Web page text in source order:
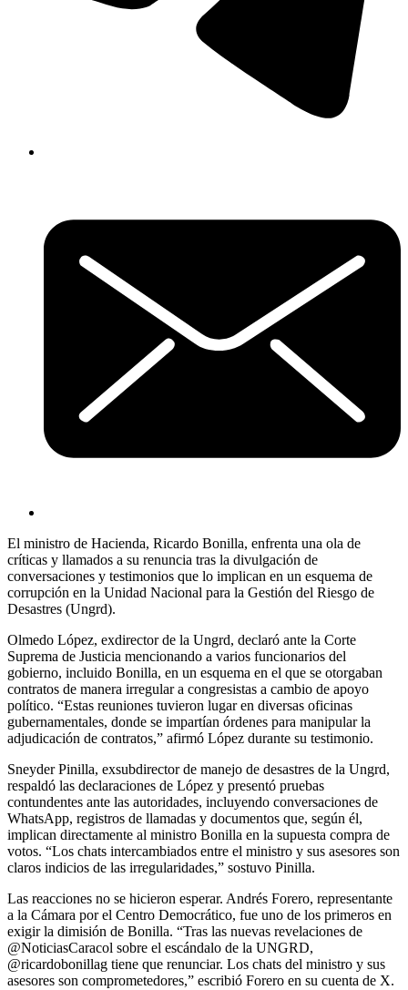
El ministro de Hacienda, Ricardo Bonilla, enfrenta una ola de
críticas y llamados a su renuncia tras la divulgación de
conversaciones y testimonios que lo implican en un esquema de
corrupción en la Unidad Nacional para la Gestión del Riesgo de
Desastres (Ungrd).
Olmedo López, exdirector de la Ungrd, declaró ante la Corte
Suprema de Justicia mencionando a varios funcionarios del
gobierno, incluido Bonilla, en un esquema en el que se otorgaban
contratos de manera irregular a congresistas a cambio de apoyo
político. “Estas reuniones tuvieron lugar en diversas oficinas
gubernamentales, donde se impartían órdenes para manipular la
adjudicación de contratos,” afirmó López durante su testimonio.
Sneyder Pinilla, exsubdirector de manejo de desastres de la Ungrd,
respaldó las declaraciones de López y presentó pruebas
contundentes ante las autoridades, incluyendo conversaciones de
WhatsApp, registros de llamadas y documentos que, según él,
implican directamente al ministro Bonilla en la supuesta compra de
votos. “Los chats intercambiados entre el ministro y sus asesores son
claros indicios de las irregularidades,” sostuvo Pinilla.
Las reacciones no se hicieron esperar. Andrés Forero, representante
a la Cámara por el Centro Democrático, fue uno de los primeros en
exigir la dimisión de Bonilla. “Tras las nuevas revelaciones de
@NoticiasCaracol sobre el escándalo de la UNGRD,
@ricardobonillag tiene que renunciar. Los chats del ministro y sus
asesores son comprometedores,” escribió Forero en su cuenta de X.